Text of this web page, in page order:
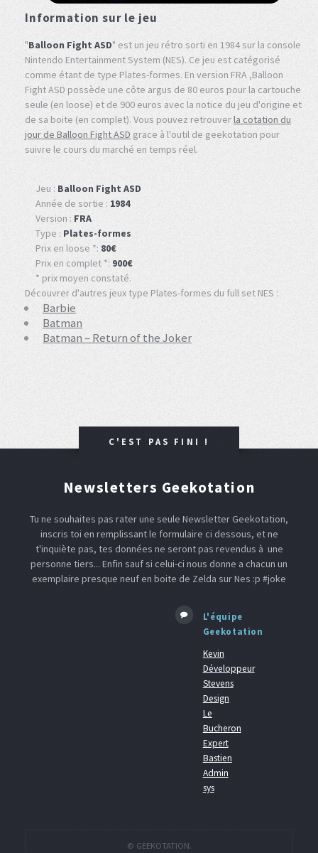
Information sur le jeu
"Balloon Fight ASD" est un jeu rétro sorti en 1984 sur la console
Nintendo Entertainment System (NES). Ce jeu est catégorisé
comme étant de type Plates-formes. En version FRA ,Balloon
Fight ASD possède une côte argus de 80 euros pour la cartouche
seule (en loose) et de 900 euros avec la notice du jeu d'origine et
de sa boite (en complet). Vous pouvez retrouverla cotation du
jour de Balloon Fight ASD grace à l'outil de geekotation pour
suivre le cours du marché en temps réel.
Jeu : Balloon Fight ASD
Année de sortie : 1984
Version : FRA
Type : Plates-formes
Prix en loose *: 80€
Prix en complet *: 900€
* prix moyen constaté.
Découvrer d'autres jeux type Plates-formes du full set NES :
Barbie
Batman
Batman – Return of the Joker
C'EST PAS FINI !
Newsletters Geekotation
Tu ne souhaites pas rater une seule Newsletter Geekotation,
inscris toi en remplissant le formulaire ci dessous, et ne
t'inquiète pas, tes données ne seront pas revendus à une
personne tiers... Enfin sauf si celui-ci nous donne a chacun un
exemplaire presque neuf en boite de Zelda sur Nes :p #joke
L'équipe
Geekotation
Kevin
Développeur
Stevens
Design
Le
Bucheron
Expert
Bastien
Admin
sys
© GEEKOTATION.